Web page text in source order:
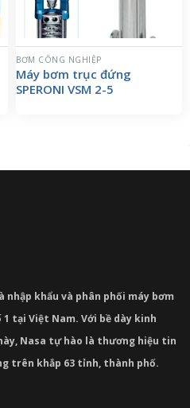
BƠM CÔNG NGHIỆP
Máy bơm trục đứng
SPERONI VSM 2-5
nhập khẩu và phân phối máy bơm
tại Việt Nam. Với bề dày kinh
Nasa tự hào là thương hiệu tin
trên khắp 63 tỉnh, thành phố.